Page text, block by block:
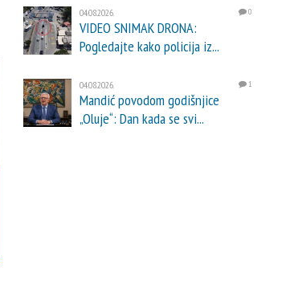
04.08.2026. 0
VIDEO SNIMAK DRONA:
Pogledajte kako policija iz...
04.08.2026. 1
Mandić povodom godišnjice
„Oluje“: Dan kada se svi...